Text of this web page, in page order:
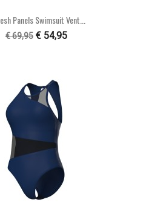
Snel bekijken
Panels Swimsuit Vent...
€ 69,95 € 54,95